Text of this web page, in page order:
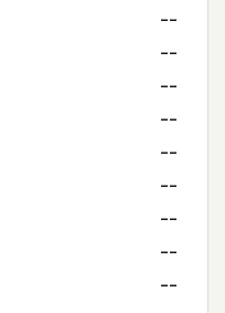
--
--
--
--
--
--
--
--
--